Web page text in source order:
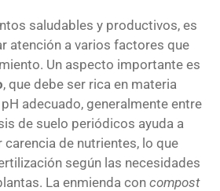
saludables y productivos, es
atención a varios factores que
Un aspecto importante es
, que debe ser rica en materia
adecuado, generalmente entre
de suelo periódicos ayuda a
de nutrientes, lo que
según las necesidades
La enmienda con compost